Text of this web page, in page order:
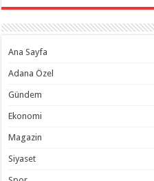
Ana Sayfa
Adana Özel
Gündem
Ekonomi
Magazin
Siyaset